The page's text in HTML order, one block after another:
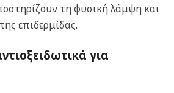
τη φυσική λάμψη και
επιδερμίδας.
για